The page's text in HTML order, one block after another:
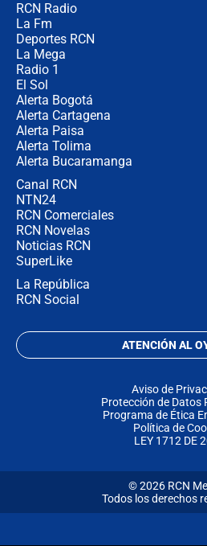
RCN Radio
La Fm
Deportes RCN
La Mega
Radio 1
El Sol
Alerta Bogotá
Alerta Cartagena
Alerta Paisa
Alerta Tolima
Alerta Bucaramanga
Canal RCN
NTN24
RCN Comerciales
RCN Novelas
Noticias RCN
SuperLike
La República
RCN Social
ATENCIÓN AL
Aviso de
Protección de Datos
Programa de Ética
Política de
LEY 1712 DE
© 2026 RCN
Todos los derechos